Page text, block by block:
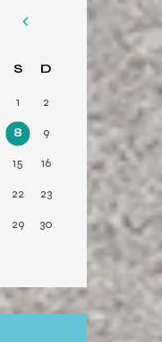
S D
1
2
8
9
15
16
22
23
29
30
«
r